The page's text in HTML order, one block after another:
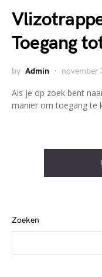
Toegang
by Admin november
Als je op zoek bent
manier om toegang te
Zoeken